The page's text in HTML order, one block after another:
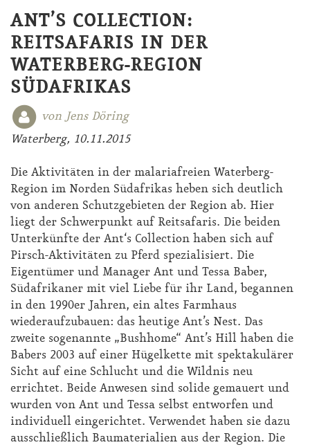
ANT’S COLLECTION:
REITSAFARIS IN DER
WATERBERG-REGION
SÜDAFRIKAS
von Jens Döring
Waterberg, 10.11.2015
Die Aktivitäten in der malariafreien Waterberg-
Region im Norden Südafrikas heben sich deutlich
von anderen Schutzgebieten der Region ab. Hier
liegt der Schwerpunkt auf Reitsafaris. Die beiden
Unterkünfte der Ant‘s Collection haben sich auf
Pirsch-Aktivitäten zu Pferd spezialisiert. Die
Eigentümer und Manager Ant und Tessa Baber,
Südafrikaner mit viel Liebe für ihr Land, begannen
in den 1990er Jahren, ein altes Farmhaus
wiederaufzubauen: das heutige Ant’s Nest. Das
zweite sogenannte „Bushhome“ Ant’s Hill haben die
Babers 2003 auf einer Hügelkette mit spektakulärer
Sicht auf eine Schlucht und die Wildnis neu
errichtet. Beide Anwesen sind solide gemauert und
wurden von Ant und Tessa selbst entworfen und
individuell eingerichtet. Verwendet haben sie dazu
ausschließlich Baumaterialien aus der Region. Die